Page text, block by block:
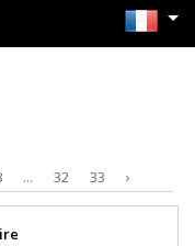
... 32 33 ›